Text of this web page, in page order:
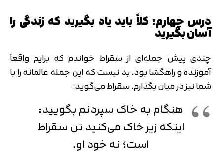
درس چهارم: کلاً باید یاد بگیرید که زندگی را
آسان بگیرید
چندی پیش جمله‌ای از سقراط خواندم که برایم واقعاً
آموزنده و راهگشا بود. بد نیست که این جمله عالمانه را با
شما نیز در میان بگذارم. سقراط می‌گوید:
هنگام به خاک سپردنم بگویید:
اینکه زیر خاک می‌کنید تن سقراط
است؛ نه خود او.
تایید کد